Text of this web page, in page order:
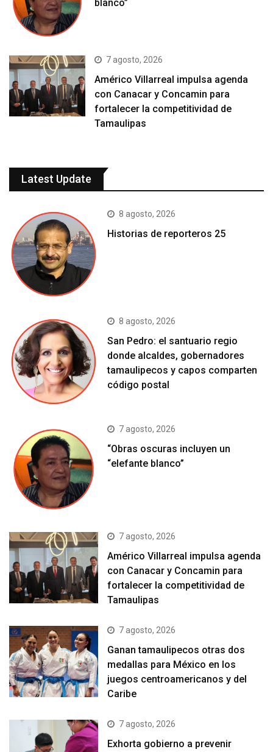
blanco”
7 agosto, 2026
Américo Villarreal impulsa agenda
con Canacar y Concamin para
fortalecer la competitividad de
Tamaulipas
Latest Update
8 agosto, 2026
Historias de reporteros 25
8 agosto, 2026
San Pedro: el santuario regio
donde alcaldes, gobernadores
tamaulipecos y capos comparten
código postal
7 agosto, 2026
“Obras oscuras incluyen un
“elefante blanco”
7 agosto, 2026
Américo Villarreal impulsa agenda
con Canacar y Concamin para
fortalecer la competitividad de
Tamaulipas
7 agosto, 2026
Ganan tamaulipecos otras dos
medallas para México en los
juegos centroamericanos y del
Caribe
7 agosto, 2026
Exhorta gobierno a prevenir